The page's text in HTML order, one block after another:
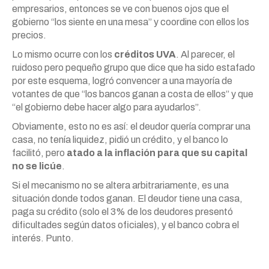
empresarios, entonces se ve con buenos ojos que el
gobierno “los siente en una mesa” y coordine con ellos los
precios.
Lo mismo ocurre con los créditos UVA. Al parecer, el
ruidoso pero pequeño grupo que dice que ha sido estafado
por este esquema, logró convencer a una mayoría de
votantes de que “los bancos ganan a costa de ellos” y que
“el gobierno debe hacer algo para ayudarlos”.
Obviamente, esto no es así: el deudor quería comprar una
casa, no tenía liquidez, pidió un crédito, y el banco lo
facilitó, pero atado a la inflación para que su capital
no se licúe.
Si el mecanismo no se altera arbitrariamente, es una
situación donde todos ganan. El deudor tiene una casa,
paga su crédito (solo el 3% de los deudores presentó
dificultades según datos oficiales), y el banco cobra el
interés. Punto.